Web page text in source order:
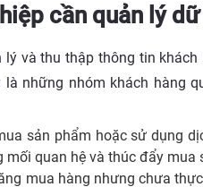
cần quản lý
và thu thập thông tin
những nhóm khách hàng
sản phẩm hoặc sử dụng
quan hệ và thúc đẩy mua
mua hàng nhưng chưa